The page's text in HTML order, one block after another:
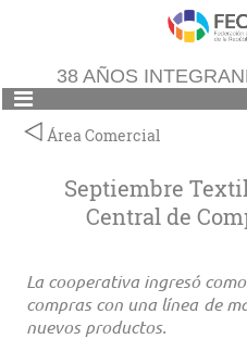
38 AÑOS
Área Comercial
Septiembre
Central de
La cooperativa ingresó
compras con una línea de
nuevos productos.